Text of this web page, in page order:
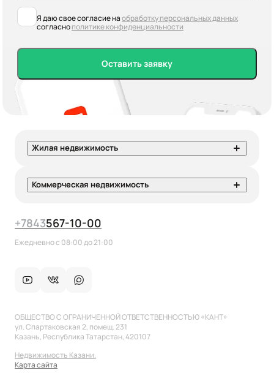
Я даю свое согласие наобработку персональных данных
согласнополитике конфиденциальности
Оставить заявку
Жилая недвижимость
Коммерческая недвижимость
+7843567-10-00
Ежедневно с 08:00 до 21:00
ОБЩЕСТВО С ОГРАНИЧЕННОЙ ОТВЕТСТВЕННОСТЬЮ «КАНТ»
ул. Спартаковская 2, помещ. 231
Казань, Республика Татарстан, 420107
Недвижимость Казани.
Карта сайта